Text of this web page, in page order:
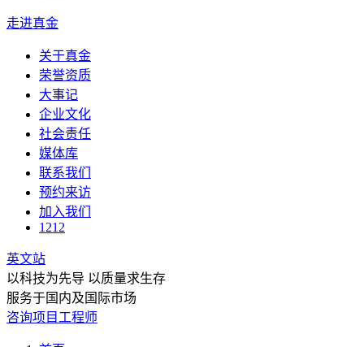
走进真金
关于真金
荣誉资质
大事记
企业文化
社会责任
媒体库
联系我们
预约来访
加入我们
1212
英文站
以科技为先导 以质量求生存
服务于国内及国际市场
咨询项目工程师